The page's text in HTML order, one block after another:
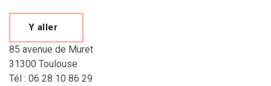
Y aller
85 avenue de Muret
31300 Toulouse
Tél : 06 28 10 86 29